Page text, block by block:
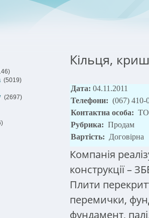
(5019)
(2697)
Кільця,
Дата: 04.11.2011
Телефони: (067) 410-
Контактна особа:
Рубрика: Продам
Вартість: Договірна
Компанія
конструкції –
Плити
перемички,
фундамент,